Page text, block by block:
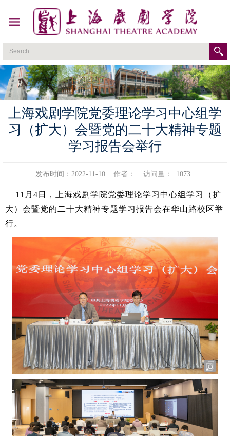
上海戏剧学院党委理论学习中心组学
习（扩大）会暨党的二十大精神专题
学习报告会举行
发布时间：2022-11-10 作者： 访问量： 1073
11 月 4 日，上海戏剧学院党委理论学习中心组学习（扩
大）会暨党的二十大精神专题学习报告会在华山路校区举
行。